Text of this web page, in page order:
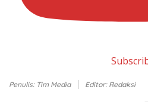
Penulis: Tim Media Editor: Redaksi